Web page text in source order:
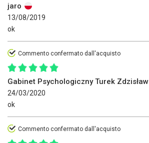
jaro
13/08/2019
ok
Commento confermato dall'acquisto
Gabinet Psychologiczny Turek Zdzisław
24/03/2020
ok
Commento confermato dall'acquisto